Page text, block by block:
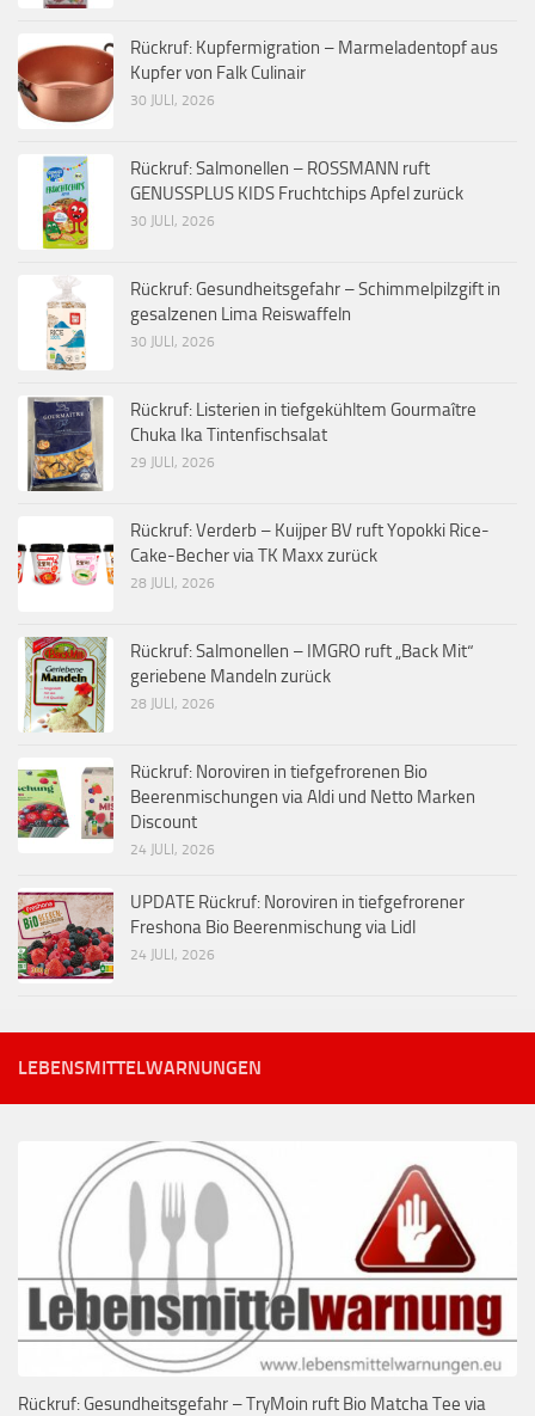
Rückruf: Kupfermigration – Marmeladentopf aus
Kupfer von Falk Culinair
30 JULI, 2026
Rückruf: Salmonellen – ROSSMANN ruft
GENUSSPLUS KIDS Fruchtchips Apfel zurück
30 JULI, 2026
Rückruf: Gesundheitsgefahr – Schimmelpilzgift in
gesalzenen Lima Reiswaffeln
30 JULI, 2026
Rückruf: Listerien in tiefgekühltem Gourmaître
Chuka Ika Tintenfischsalat
29 JULI, 2026
Rückruf: Verderb – Kuijper BV ruft Yopokki Rice-
Cake-Becher via TK Maxx zurück
28 JULI, 2026
Rückruf: Salmonellen – IMGRO ruft „Back Mit“
geriebene Mandeln zurück
28 JULI, 2026
Rückruf: Noroviren in tiefgefrorenen Bio
Beerenmischungen via Aldi und Netto Marken
Discount
24 JULI, 2026
UPDATE Rückruf: Noroviren in tiefgefrorener
Freshona Bio Beerenmischung via Lidl
24 JULI, 2026
LEBENSMITTELWARNUNGEN
Rückruf: Gesundheitsgefahr – TryMoin ruft Bio Matcha Tee via